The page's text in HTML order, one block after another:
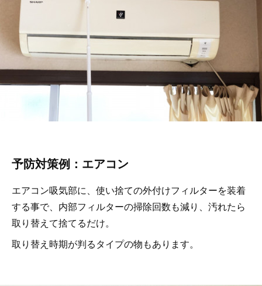
予防対策例：エアコン
エアコン吸気部に、使い捨ての外付けフィルターを装着
する事で、内部フィルターの掃除回数も減り、汚れたら
取り替えて捨てるだけ。
取り替え時期が判るタイプの物もあります。